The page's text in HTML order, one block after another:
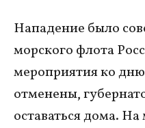
Нападение было
морского флота
мероприятия ко
отменены,
оставаться дома.